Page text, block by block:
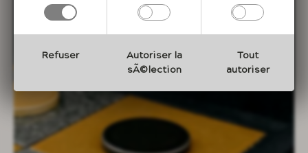
Refuser
Autoriser la
sÃ©lection
Tout
autoriser